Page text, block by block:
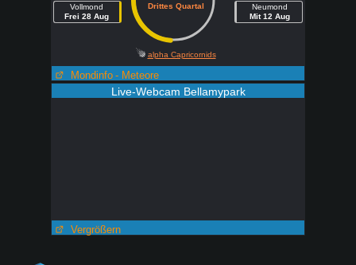
Vollmond
Frei 28 Aug
Drittes Quartal
alpha Capricornids
Neumond
Mit 12 Aug
Mondinfo - Meteore
Live-Webcam Bellamypark
Vergrößern